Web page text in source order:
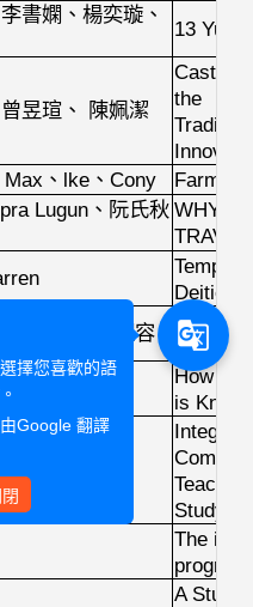
書嫻、楊奕璇、
13 Yule
昱瑄、 陳姵潔
Castle
the
Max 、 lke 、 Cony
Farmin’
Lugun 、阮氏秋 WHY
Temple
Deities
王躍容
How
is
Study
The
A Study
擇您喜歡的語
Google 翻譯
g_translate